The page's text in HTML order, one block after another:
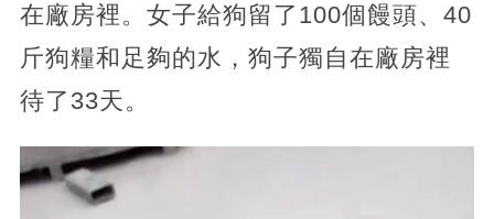
在廠房裡。女子給狗留了100個饅頭、40
斤狗糧和足夠的水，狗子獨自在廠房裡
待了33天。